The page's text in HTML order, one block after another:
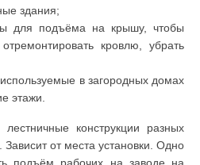
здания;
для подъёма на крышу, чтобы
кровлю, убрать
в загородных домах
этажи.
конструкции разных
от места установки. Одно